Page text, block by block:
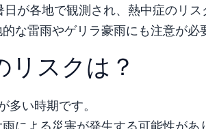
が各地で観測され、熱中症のリス
な雷雨やゲリラ豪雨にも注意が必
リスクは？
多い時期です。